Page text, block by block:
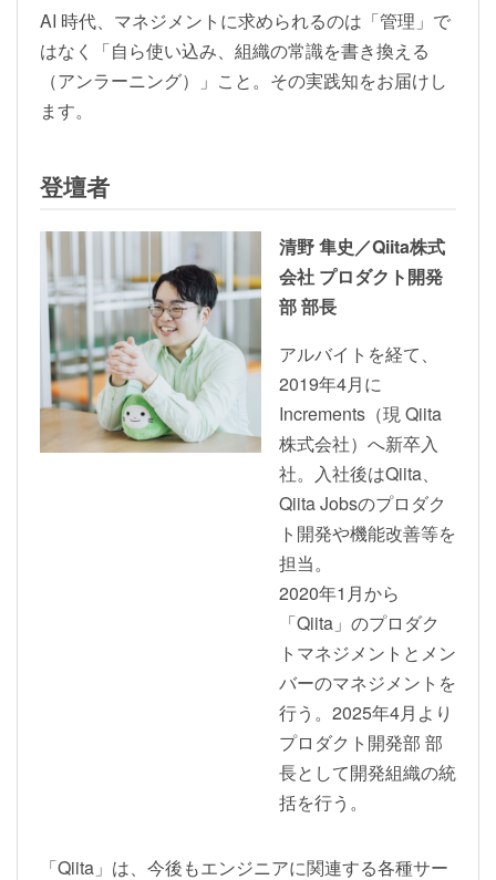
AI 時代、マネジメントに求められるのは「管理」で
はなく「自ら使い込み、組織の常識を書き換える
（アンラーニング）」こと。その実践知をお届けし
ます。
登壇者
清野 隼史／Qiita株式
会社 プロダクト開発
部 部長
アルバイトを経て、
2019年4月に
Increments（現 Qiita
株式会社）へ新卒入
社。入社後はQiita、
Qiita Jobsのプロダク
ト開発や機能改善等を
担当。
2020年1月から
「Qiita」のプロダク
トマネジメントとメン
バーのマネジメントを
行う。2025年4月より
プロダクト開発部 部
長として開発組織の統
括を行う。
「Qiita」は、今後もエンジニアに関連する各種サー